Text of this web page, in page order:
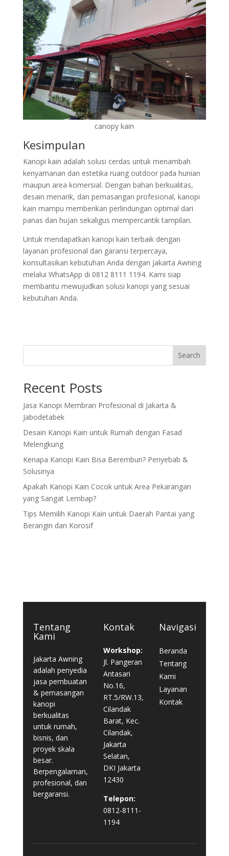
canopy kain
Kesimpulan
Kanopi kain adalah solusi cerdas untuk menambah
kenyamanan dan estetika ruang outdoor pada hunian
maupun area komersial. Dengan bahan berkualitas,
desain menarik, dan pemasangan profesional, kanopi
kain mampu memberikan perlindungan optimal dari
panas dan hujan sekaligus mempercantik tampilan.
Untuk mendapatkan kanopi kain terbaik dengan
layanan profesional dan garansi terpercaya,
konsultasikan kebutuhan Anda dengan Jakarta Awning
melalui WhatsApp di 0812 8111 1194. Kami siap
membantu mewujudkan solusi kanopi yang sesuai
kebutuhan Anda.
Search
Recent Posts
Jasa Kanopi Membran Profesional di Jakarta &
Jabodetabek
Desain Kanopi Kain untuk Rumah dengan Fasad
Melengkung
Kenapa Kanopi Kain Bisa Berembun? Penyebab &
Solusinya
Apakah Kanopi Kain Cocok untuk Area Pekarangan
yang Sangat Lembap?
Tips Memilih Kanopi Kain untuk Daerah Pantai yang
Berangin dan Korosif
Tentang
Kami
Jakarta Awning
adalah penyedia
jasa pembuatan
& pemasangan
kanopi
berkualitas
untuk rumah,
bisnis, dan
proyek skala
besar.
Berpengalaman,
profesional, dan
bergaransi.
Kontak
Workshop:
Jl. Pangeran
Antasari
No.16,
RT.5/RW.13,
Cilandak
Barat, Kec.
Cilandak,
Jakarta
Selatan,
DKI Jakarta
12430
Telepon:
0812-8111-
1194
Navigasi
Beranda
Tentang
Kami
Layanan
Kontak